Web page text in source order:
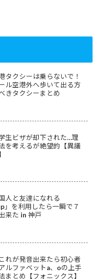
タクシーは乗らないで！
ル空港外へ歩いて出る方
きタクシーまとめ
生ビザが却下された…理
を考えるが絶望的【異議
人と友達になれる
」を利用したら一瞬で７
来た in 神戸
れが発音出来たら初心者
ルファベットa、oの上手
まとめ【フォニックス】